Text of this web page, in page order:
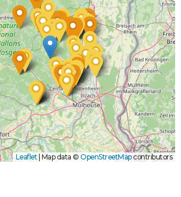
Leaflet | Map data © OpenStreetMapcontributors